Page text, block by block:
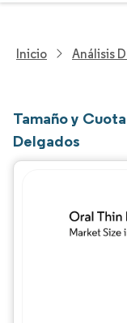
Inicio Análisis
Tamaño y
Delgados